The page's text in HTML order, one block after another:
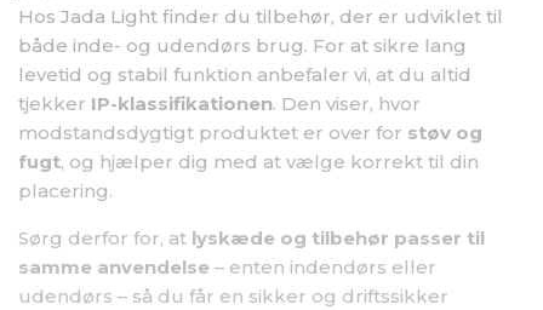
Hos Jada Light finder du tilbehør, der er udviklet til
både inde- og udendørs brug. For at sikre lang
levetid og stabil funktion anbefaler vi, at du altid
tjekker IP-klassifikationen. Den viser, hvor
modstandsdygtigt produktet er over for støv og
fugt, og hjælper dig med at vælge korrekt til din
placering.
Sørg derfor for, at lyskæde og tilbehør passer til
samme anvendelse – enten indendørs eller
udendørs – så du får en sikker og driftssikker